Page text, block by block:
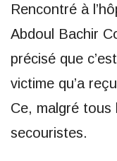
Rencontré à
Abdoul Bachir
précisé que
victime qu’a
Ce, malgré tous
secouristes.